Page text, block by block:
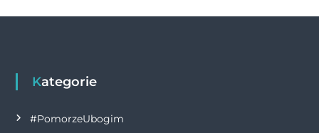
k
w
g
a
Kategorie
#PomorzeUbogim